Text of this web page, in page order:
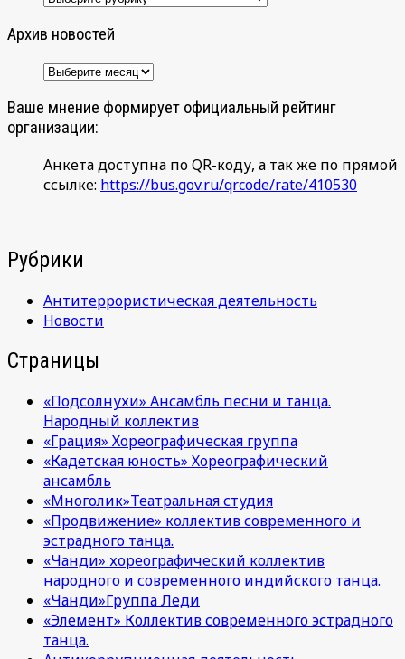
Архив новостей
Архив
Ваше мнение формирует официальный рейтинг
организации:
Анкета доступна по QR-коду, а так же по прямой
ссылке: https://bus.gov.ru/qrcode/rate/410530
Рубрики
Антитеррористическая деятельность
Новости
Страницы
«Подсолнухи» Ансамбль песни и танца.
Народный коллектив
«Грация» Хореографическая группа
«Кадетская юность» Хореографический
ансамбль
«Многолик»Театральная студия
«Продвижение» коллектив современного и
эстрадного танца.
«Чанди» хореографический коллектив
народного и современного индийского танца.
«Чанди»Группа Леди
«Элемент» Коллектив современного эстрадного
танца.